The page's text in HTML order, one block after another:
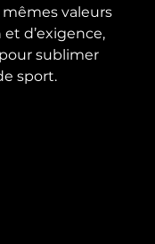
mêmes valeurs
d’exigence,
sublimer
sport.